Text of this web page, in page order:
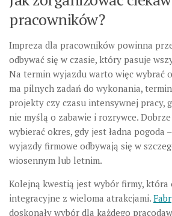
pracowników?
Impreza dla pracowników powinna
odbywać się w czasie, który pasuje
Na termin wyjazdu warto więc wybrać
ma pilnych zadań do wykonania,
projekty czy czasu intensywnej pracy,
nie myślą o zabawie i rozrywce.
wybierać okres, gdy jest ładna pogoda
wyjazdy firmowe odbywają się w
wiosennym lub letnim.
Kolejną kwestią jest wybór firmy,
integracyjne z wieloma atrakcjami.
doskonały wybór dla każdego